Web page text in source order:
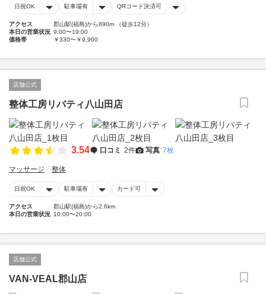
日祝OK 駐車場有 QRコード決済可
アクセス
郡山駅(福島)から890m （徒歩12分）
本日の営業状況 9:00〜19:00
価格帯
￥330〜￥9,900
店舗公式
整体工房リバティ八山田店
3.54 口コミ 2件 写真 7枚
マッサージ 整体
日祝OK 駐車場有 カード可
アクセス
郡山駅(福島)から2.6km
本日の営業状況 10:00〜20:00
店舗公式
VAN-VEAL郡山店